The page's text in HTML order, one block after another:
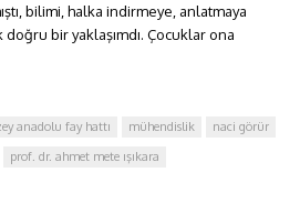
bilimi, halka indirmeye, anlatmaya
doğru bir yaklaşımdı. Çocuklar ona
anadolu fay hattı mühendislik
naci görür
prof. dr. ahmet mete ışıkara